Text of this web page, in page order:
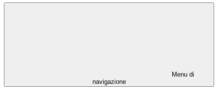
Menu di
navigazione